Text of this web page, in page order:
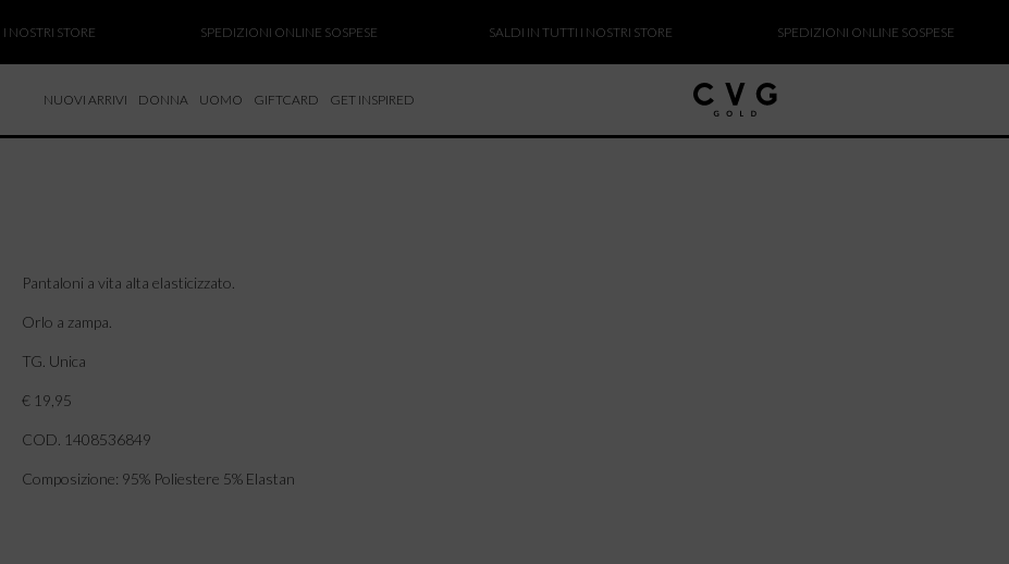
STORE SPEDIZIONI ONLINE SOSPESE SALDI IN TUTTI I NOSTRI STORE SPEDIZIONI ONLINE SOSPESE
NUOVI ARRIVI DONNA UOMO GIFTCARD GET INSPIRED
ARRIVI
Pantaloni a vita alta elasticizzato.
Orlo a zampa.
TG. Unica
€ 19,95
COD. 1408536849
Composizione: 95% Poliestere 5% Elastan